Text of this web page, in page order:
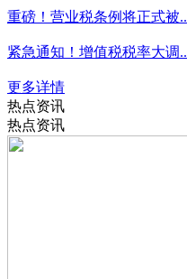
重磅！营业税条例将正式被..
紧急通知！增值税税率大调..
更多详情
热点资讯
热点资讯